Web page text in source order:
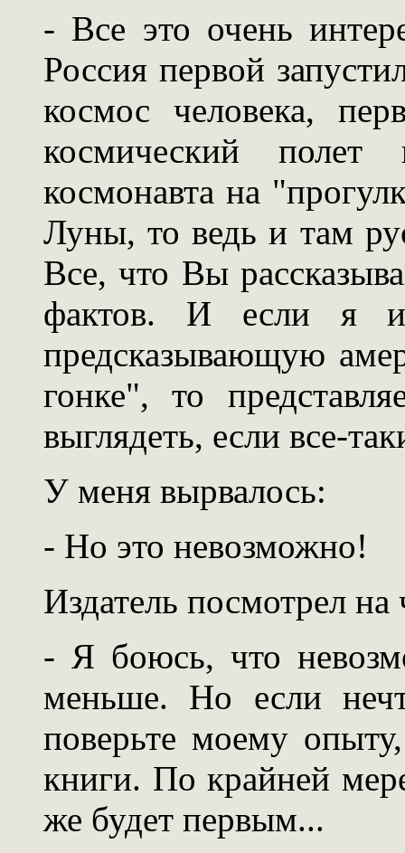
- Все это очень
Россия первой
космос человека,
космический
космонавта на
Луны, то ведь и там
Все, что Вы
фактов. И если я
предсказывающую
гонке", то
выглядеть, если все-
У меня вырвалось:
- Но это невозможно!
Издатель посмотрел на
- Я боюсь, что
меньше. Но если
поверьте моему
книги. По крайней
же будет первым...